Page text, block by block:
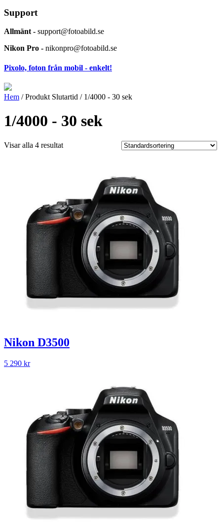
Support
Allmänt - support@fotoabild.se
Nikon Pro - nikonpro@fotoabild.se
Pixolo, foton från mobil - enkelt!
Hem / Produkt Slutartid / 1/4000 - 30 sek
1/4000 - 30 sek
Visar alla 4 resultat
Nikon D3500
5 290 kr